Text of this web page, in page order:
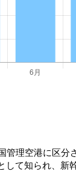
理空港に区分
て知られ、